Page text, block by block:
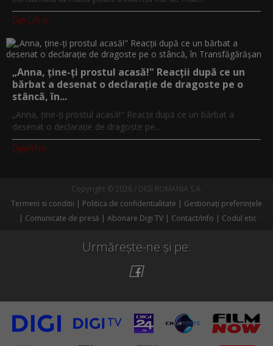
Digi-Life.tv
„Anna, ţine-ţi prostul acasă!" Reacţii după ce un
bărbat a desenat o declaraţie de dragoste pe o
stâncă, în...
„Anna, ţine-ţi prostul acasă!" Reacţii după ce un bărbat a
desenat o declaraţie de dragoste pe...
DigiFM.ro
Copyright © 2026 / DIGI ROMANIA S.A.
Termeni si conditii
Politica de confidentialitate
Gestionați preferințele
Comunicate de presă
Abonare Digi TV Contact/Info Codul etic
Urmărește-ne și pe: